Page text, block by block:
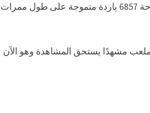
والخضرة الصعبة. يتدرج ملعب النادي المكون من 18 حفرة، بمعدل 71، على مساحة 6857 ياردة متموجة على طول ممرات
مشهدًا يستحق المشاهدة وهو الآن